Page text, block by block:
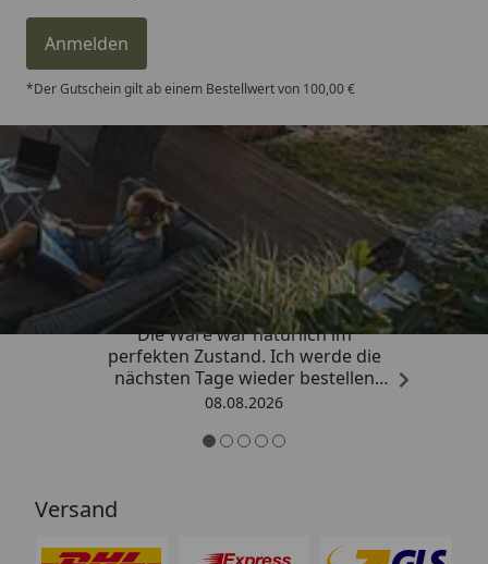
Anmelden
*Der Gutschein gilt ab einem Bestellwert von 100,00 €
Trusted Shops
4,81/ 5
„Hervorragend schnelle Lieferung.
Die Ware war natürlich im
perfekten Zustand. Ich werde die
nächsten Tage wieder bestellen
Grüße an die Belegschaft gute
08.08.2026
Versand